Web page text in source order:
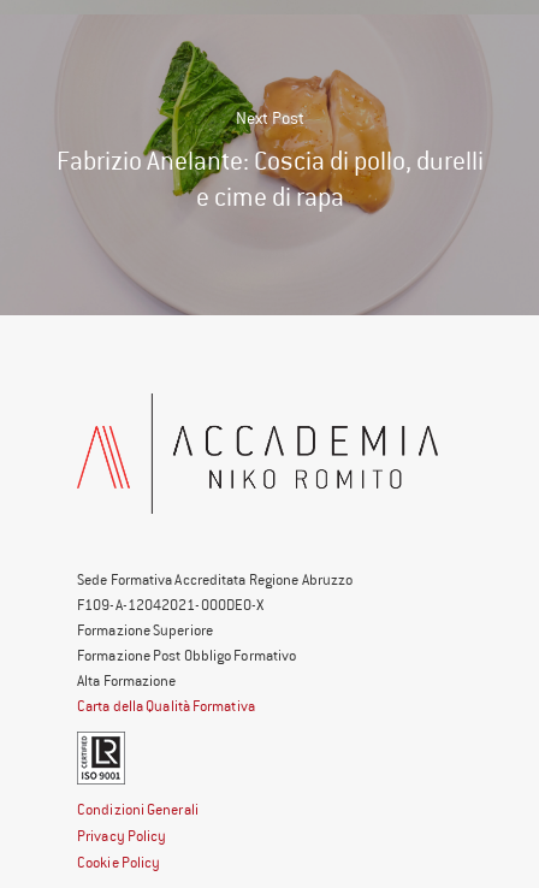
Next Post
Fabrizio Anelante: Coscia di pollo, durelli
e cime di rapa
Sede Formativa Accreditata Regione Abruzzo
F109-A-12042021-000DE0-X
Formazione Superiore
Formazione Post Obbligo Formativo
Alta Formazione
Carta della Qualità Formativa
Condizioni Generali
Privacy Policy
Cookie Policy